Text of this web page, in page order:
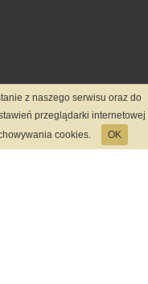
z naszego serwisu oraz do
przeglądarki internetowej
cookies.
OK